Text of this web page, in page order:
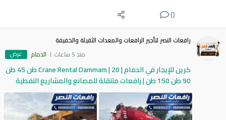
0
رافعات النصر لتأجير الرافعات والمعدات الثقيلة والخفيفة
منذ 5 ساعات
الدمام عرض
كرين للإيجار في الدمام | Crane Rental Dammam | 20 طن 45 طن
90 طن 150 طن | رافعات متنقلة للمصانع والمشاريع النفطية